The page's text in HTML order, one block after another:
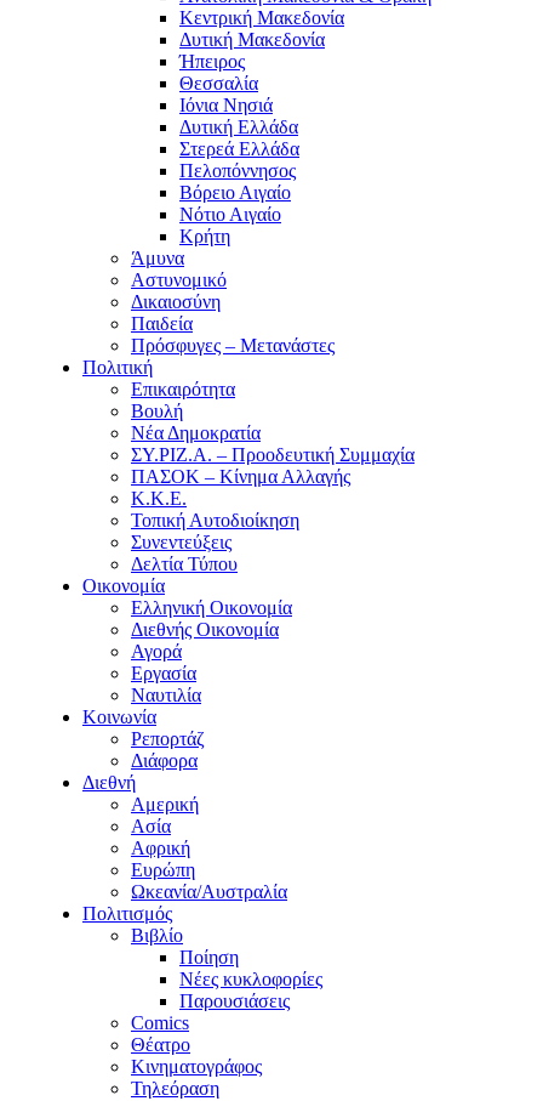
Κεντρική Μακεδονία
Δυτική Μακεδονία
Ήπειρος
Θεσσαλία
Ιόνια Νησιά
Δυτική Ελλάδα
Στερεά Ελλάδα
Πελοπόννησος
Βόρειο Αιγαίο
Νότιο Αιγαίο
Κρήτη
Άμυνα
Αστυνομικό
Δικαιοσύνη
Παιδεία
Πρόσφυγες – Μετανάστες
Πολιτική
Επικαιρότητα
Βουλή
Νέα Δημοκρατία
ΣΥ.ΡΙΖ.Α. – Προοδευτική Συμμαχία
ΠΑΣΟΚ – Κίνημα Αλλαγής
Κ.Κ.Ε.
Τοπική Αυτοδιοίκηση
Συνεντεύξεις
Δελτία Τύπου
Οικονομία
Ελληνική Οικονομία
Διεθνής Οικονομία
Αγορά
Εργασία
Ναυτιλία
Κοινωνία
Ρεπορτάζ
Διάφορα
Διεθνή
Αμερική
Ασία
Αφρική
Ευρώπη
Ωκεανία/Αυστραλία
Πολιτισμός
Βιβλίο
Ποίηση
Νέες κυκλοφορίες
Παρουσιάσεις
Comics
Θέατρο
Κινηματογράφος
Τηλεόραση